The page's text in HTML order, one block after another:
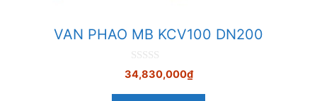
VAN PHAO MB KCV100 DN200
0
n
34,830,000₫